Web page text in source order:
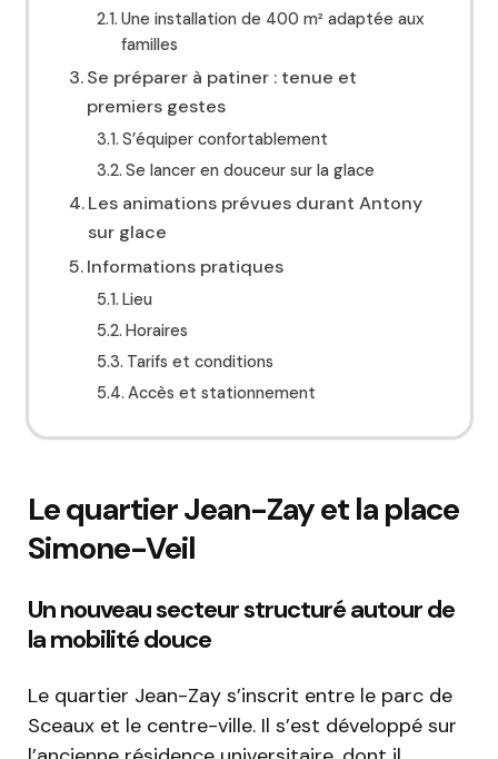
Une installation de 400 m² adaptée aux
familles
Se préparer à patiner : tenue et
premiers gestes
S’équiper confortablement
Se lancer en douceur sur la glace
Les animations prévues durant Antony
sur glace
Informations pratiques
Lieu
Horaires
Tarifs et conditions
Accès et stationnement
Le quartier Jean-Zay et la place
Simone-Veil
Un nouveau secteur structuré autour de
la mobilité douce
Le quartier Jean-Zay s’inscrit entre le parc de
Sceaux et le centre-ville. Il s’est développé sur